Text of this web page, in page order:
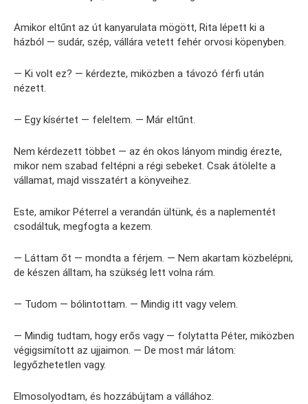
Amikor eltűnt az út kanyarulata mögött, Rita lépett ki a
házból — sudár, szép, vállára vetett fehér orvosi köpenyben.
— Ki volt ez? — kérdezte, miközben a távozó férfi után
nézett.
— Egy kísértet — feleltem. — Már eltűnt.
Nem kérdezett többet — az én okos lányom mindig érezte,
mikor nem szabad feltépni a régi sebeket. Csak átölelte a
vállamat, majd visszatért a könyveihez.
Este, amikor Péterrel a verandán ültünk, és a naplementét
csodáltuk, megfogta a kezem.
— Láttam őt — mondta a férjem. — Nem akartam közbelépni,
de készen álltam, ha szükség lett volna rám.
— Tudom — bólintottam. — Mindig itt vagy velem.
— Mindig tudtam, hogy erős vagy — folytatta Péter, miközben
végigsimított az ujjaimon. — De most már látom:
legyőzhetetlen vagy.
Elmosolyodtam, és hozzábújtam a vállához.